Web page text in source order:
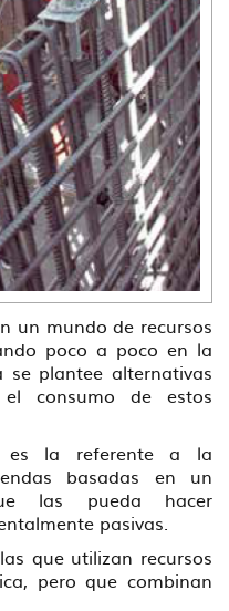
un mundo de recursos
poco a poco en la
se plantee alternativas
consumo de estos
es la referente a la
basadas en un
las pueda hacer
pasivas.
que utilizan recursos
pero que combinan